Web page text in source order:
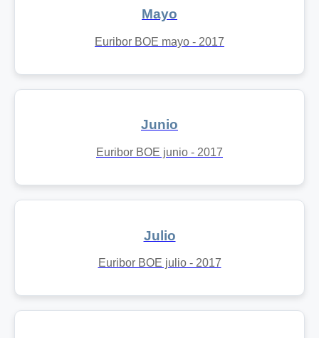
Mayo
Euribor BOE mayo - 2017
Junio
Euribor BOE junio - 2017
Julio
Euribor BOE julio - 2017